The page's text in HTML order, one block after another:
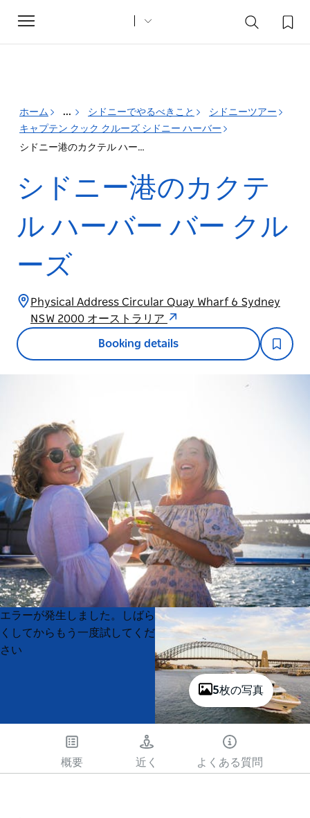
Toggle
navigation
ホーム ... シドニーでやるべきこと
シドニーツアー
キャプテン クック クルーズ シドニー ハーバー
シドニー港のカクテル ハーバー バー クルーズ
シドニー港のカクテ
ル ハーバー バー クル
ーズ
Physical Address Circular Quay Wharf 6 Sydney
NSW 2000 オーストラリア
Booking details
5枚の写真
Product
List
Product
List
エラーが発生しました。しばら
くしてからもう一度試してくだ
さい
概要 近く よくある質問